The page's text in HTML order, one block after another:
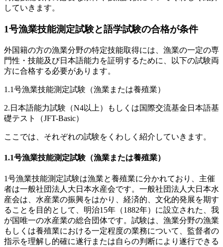
していきます。
1号漁業技能測定試験と語学試験の合格が条件
外国籍の方の漁業分野の特定技能取得には、漁業の一定の専
門性・技能及び日本語能力を証明するために、以下の試験両
方に合格する必要があります。
1.1号漁業技能測定試験（漁業または養殖業）
2.日本語能力試験（N4以上）もしくは国際交流基金日本語基
礎テスト（JFT-Basic）
ここでは、それぞれの試験をくわしく紹介していきます。
1.1号漁業技能測定試験（漁業または養殖業）
1号漁業技能測定試験は漁業と養殖業に分かれており、主催
者は一般社団法人大日本水産会です。一般社団法人大日本水
産会は、水産業の振興をはかり、経済的、文化的発展を期す
ることを目的として、明治15年（1882年）に設立された、我
が国唯一の水産業の総合団体です。試験は、漁業分野の漁業
もしくは養殖業における一定程度の業務について、監督者の
指示を理解し的確に遂行または自らの判断により遂行できる